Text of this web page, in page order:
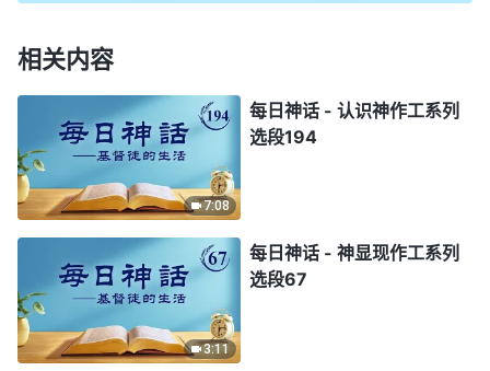
相关内容
7:08
每日神话 - 认识神作工系列
选段194
3:11
每日神话 - 神显现作工系列
选段67